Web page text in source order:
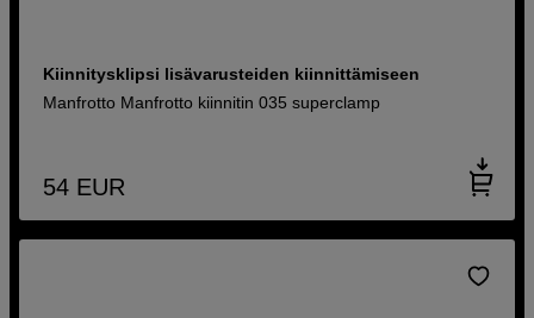
Kiinnitysklipsi lisävarusteiden kiinnittämiseen
Manfrotto Manfrotto kiinnitin 035 superclamp
54 EUR